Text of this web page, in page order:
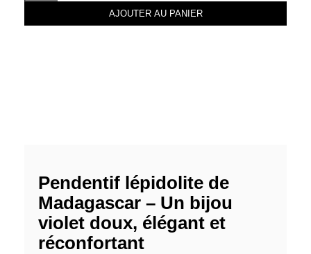
AJOUTER AU PANIER
Pendentif lépidolite de
Madagascar – Un bijou
violet doux, élégant et
réconfortant